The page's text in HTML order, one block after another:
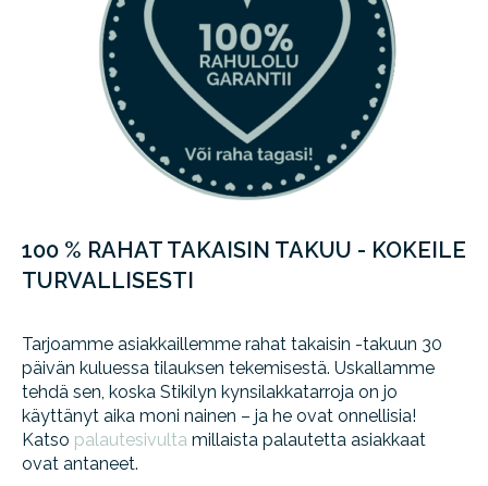
100 % RAHAT TAKAISIN TAKUU - KOKEILE
TURVALLISESTI
Tarjoamme asiakkaillemme rahat takaisin -takuun 30
päivän kuluessa tilauksen tekemisestä. Uskallamme
tehdä sen, koska Stikilyn kynsilakkatarroja on jo
käyttänyt aika moni nainen – ja he ovat onnellisia!
Katso palautesivulta millaista palautetta asiakkaat
ovat antaneet.